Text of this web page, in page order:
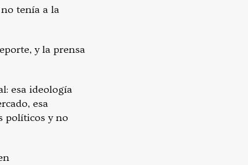
tenía a la
y la prensa
esa ideología
esa
políticos y no